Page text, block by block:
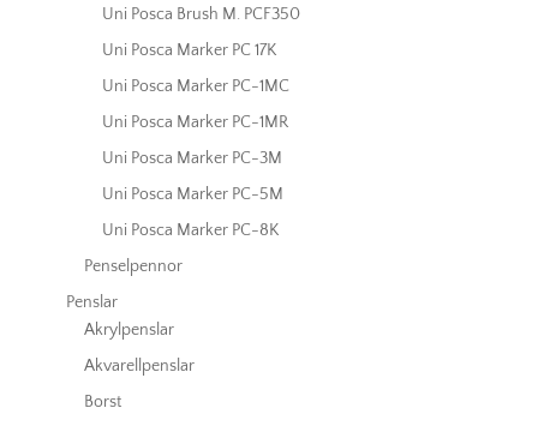
Uni Posca Brush M. PCF350
Uni Posca Marker PC 17K
Uni Posca Marker PC-1MC
Uni Posca Marker PC-1MR
Uni Posca Marker PC-3M
Uni Posca Marker PC-5M
Uni Posca Marker PC-8K
Penselpennor
Penslar
Akrylpenslar
Akvarellpenslar
Borst